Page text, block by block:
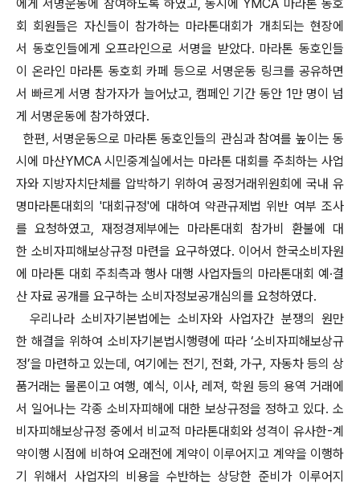
에게 서명운동에 참여하도록 하였고, 동시에 YMCA 마라톤 동호
회 회원들은 자신들이 참가하는 마라톤대회가 개최되는 현장에
서 동호인들에게 오프라인으로 서명을 받았다. 마라톤 동호인들
이 온라인 마라톤 동호회 카페 등으로 서명운동 링크를 공유하면
서 빠르게 서명 참가자가 늘어났고, 캠페인 기간 동안 1만 명이 넘
게 서명운동에 참가하였다.
한편, 서명운동으로 마라톤 동호인들의 관심과 참여를 높이는 동
시에 마산YMCA 시민중계실에서는 마라톤 대회를 주최하는 사업
자와 지방자치단체를 압박하기 위하여 공정거래위원회에 국내 유
명마라톤대회의 '대회규정'에 대하여 약관규제법 위반 여부 조사
를 요청하였고, 재정경제부에는 마라톤대회 참가비 환불에 대
한 소비자피해보상규정 마련을 요구하였다. 이어서 한국소비자원
에 마라톤 대회 주최측과 행사 대행 사업자들의 마라톤대회 예·결
산 자료 공개를 요구하는 소비자정보공개심의를 요청하였다.
우리나라 소비자기본법에는 소비자와 사업자간 분쟁의 원만
한 해결을 위하여 소비자기본법시행령에 따라 ‘소비자피해보상규
정’을 마련하고 있는데, 여기에는 전기, 전화, 가구, 자동차 등의 상
품거래는 물론이고 여행, 예식, 이사, 레져, 학원 등의 용역 거래에
서 일어나는 각종 소비자피해에 대한 보상규정을 정하고 있다. 소
비자피해보상규정 중에서 비교적 마라톤대회와 성격이 유사한-계
약이행 시점에 비하여 오래전에 계약이 이루어지고 계약을 이행하
기 위해서 사업자의 비용을 수반하는 상당한 준비가 이루어지